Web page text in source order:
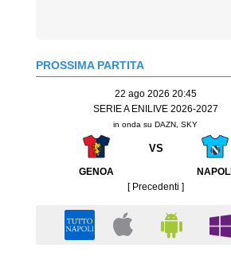
PROSSIMA PARTITA
22 ago 2026 20:45
SERIE A ENILIVE 2026-2027
in onda su DAZN, SKY
VS
GENOA
NAPOLI
[ Precedenti ]